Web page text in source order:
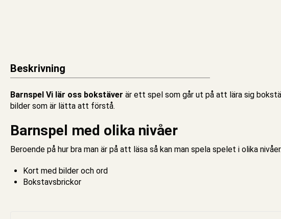
Beskrivning
Barnspel Vi lär oss bokstäver är ett spel som går ut på att lära sig
bilder som är lätta att förstå.
Barnspel med olika nivåer
Beroende på hur bra man är på att läsa så kan man spela spelet i olika
Kort med bilder och ord
Bokstavsbrickor